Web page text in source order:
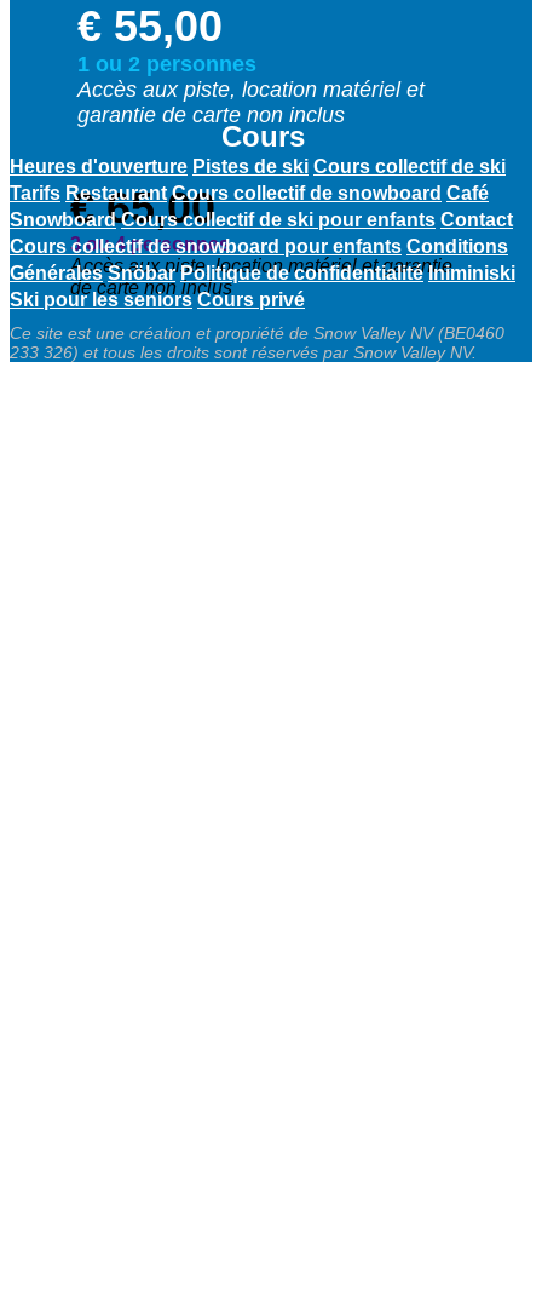
€ 55,00
1 ou 2 personnes
Accès aux piste, location matériel et
garantie de carte non inclus
€ 65,00
3 ou 4 personnes
Accès aux piste, location matériel et garantie
de carte non inclus
Cours
Heures d'ouverture Pistes de ski Cours collectif de ski
Tarifs Restaurant Cours collectif de snowboard Café
Snowboard Cours collectif de ski pour enfants Contact
Cours collectif de snowboard pour enfants Conditions
Générales Snöbar Politique de confidentialité Iniminiski
Ski pour les seniors Cours privé
Ce site est une création et propriété de Snow Valley NV (BE0460
233 326) et tous les droits sont réservés par Snow Valley NV.